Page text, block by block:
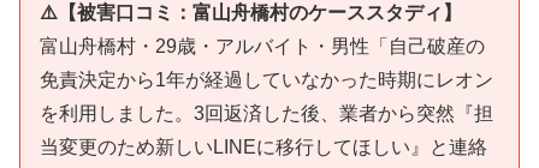
⚠️【被害口コミ：富山舟橋村のケーススタディ】
富山舟橋村・29歳・アルバイト・男性「自己破産の
免責決定から1年が経過していなかった時期にレオン
を利用しました。3回返済した後、業者から突然『担
当変更のため新しいLINEに移行してほしい』と連絡